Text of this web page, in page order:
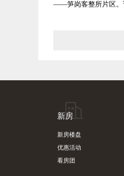
——笋岗客整所片区。
新房
新房楼盘
优惠活动
看房团